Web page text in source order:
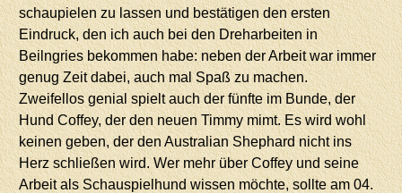
schaupielen zu lassen und bestätigen den ersten
Eindruck, den ich auch bei den Dreharbeiten in
Beilngries bekommen habe: neben der Arbeit war immer
genug Zeit dabei, auch mal Spaß zu machen.
Zweifellos genial spielt auch der fünfte im Bunde, der
Hund Coffey, der den neuen Timmy mimt. Es wird wohl
keinen geben, der den Australian Shephard nicht ins
Herz schließen wird. Wer mehr über Coffey und seine
Arbeit als Schauspielhund wissen möchte, sollte am 04.